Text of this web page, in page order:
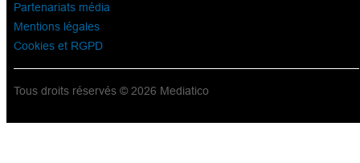
Partenariats média
Mentions légales
Cookies et RGPD
Tous droits réservés © 2026 Mediatico